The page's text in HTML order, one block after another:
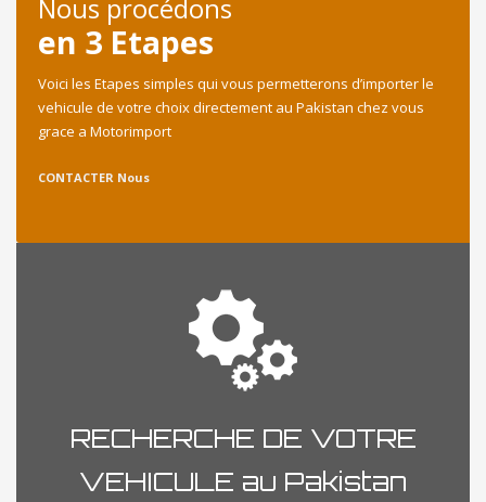
Nous procédons
en 3 Etapes
Voici les Etapes simples qui vous permetterons d’importer le
vehicule de votre choix directement au Pakistan chez vous
grace a Motorimport
CONTACTER Nous
RECHERCHE DE VOTRE
VEHICULE au Pakistan